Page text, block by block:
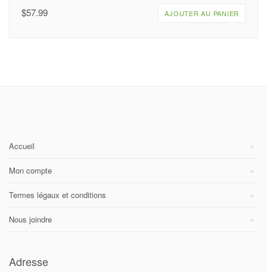
$57.99 AJOUTER AU PANIER
Accueil
Mon compte
Termes légaux et conditions
Nous joindre
Adresse